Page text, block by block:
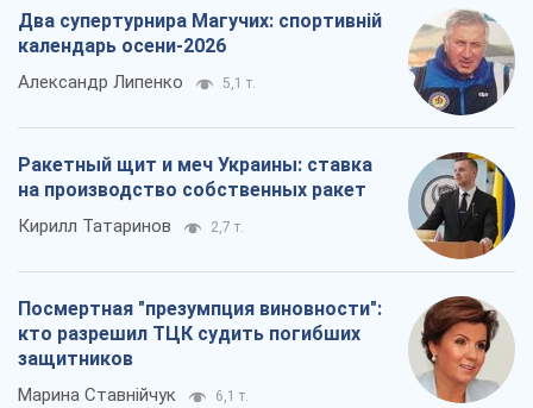
Два супертурнира Магучих: спортивній
календарь осени-2026
Александр Липенко 5,1 т.
Ракетный щит и меч Украины: ставка
на производство собственных ракет
Кирилл Татаринов 2,7 т.
Посмертная "презумпция виновности":
кто разрешил ТЦК судить погибших
защитников
Марина Ставнійчук 6,1 т.